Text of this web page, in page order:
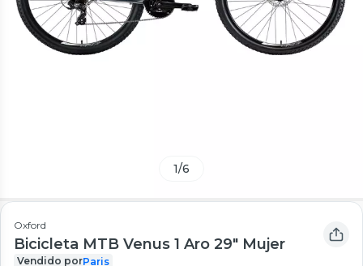
1/6
Oxford
Bicicleta MTB Venus 1 Aro 29" Mujer
Vendido porParis